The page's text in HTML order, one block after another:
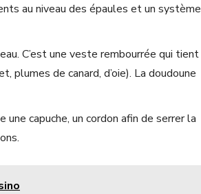
au niveau des épaules et un système
C’est une veste rembourrée qui tient
plumes de canard, d’oie). La doudoune
capuche, un cordon afin de serrer la